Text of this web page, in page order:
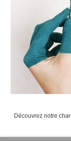
Découvrez notre